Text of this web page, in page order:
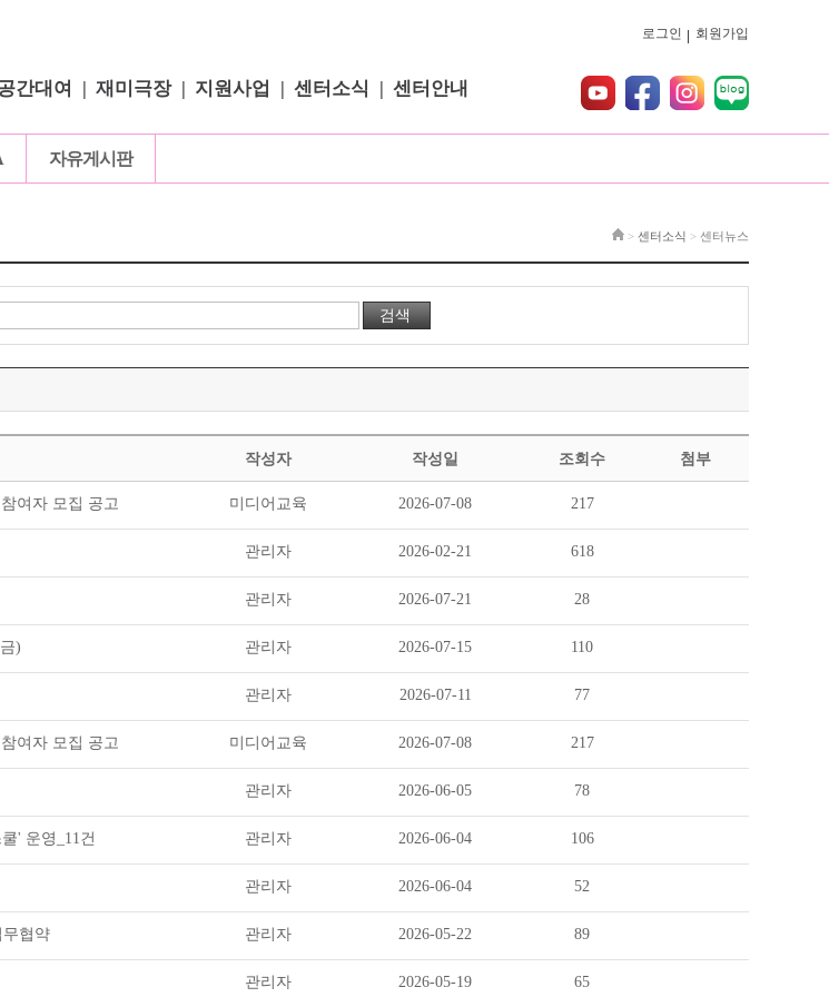
로그인 회원가입
간대여 재미극장 지원사업 센터소식 센터안내
자유게시판
> 센터소식 > 센터뉴스
작성자 작성일 조회수 첨부
여자 모집 공고 미디어교육 2026-07-08 217
관리자 2026-02-21 618
관리자 2026-07-21 28
) 관리자 2026-07-15 110
관리자 2026-07-11 77
여자 모집 공고 미디어교육 2026-07-08 217
관리자 2026-06-05 78
' 운영_11건 관리자 2026-06-04 106
관리자 2026-06-04 52
무협약 관리자 2026-05-22 89
관리자 2026-05-19 65